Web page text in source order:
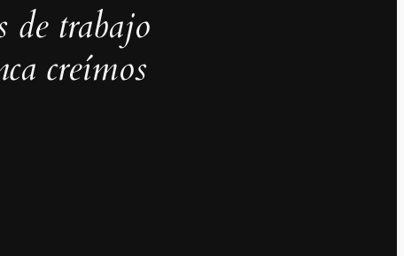
de trabajo
creímos